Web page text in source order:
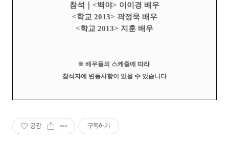
참석｜ <백야> 이이경 배우
<학교 2013> 곽정욱 배우
<학교 2013> 지훈 배우
※ 배우들의 스케쥴에 따라
참석자에 변동사항이 있을 수 있습니다
공감 구독하기